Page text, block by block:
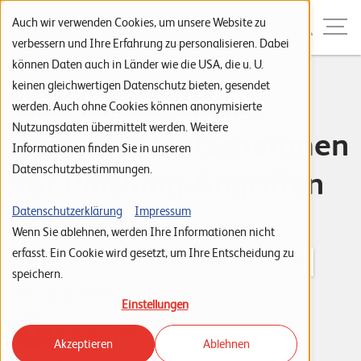
Auch wir verwenden Cookies, um unsere Website zu
verbessern und Ihre Erfahrung zu personalisieren. Dabei
können Daten auch in Länder wie die USA, die u. U.
keinen gleichwertigen Datenschutz bieten, gesendet
werden. Auch ohne Cookies können anonymisierte
Nutzungsdaten übermittelt werden. Weitere
Informationen finden Sie in unseren
Datenschutzbestimmungen.
Datenschutzerklärung
Impressum
Wenn Sie ablehnen, werden Ihre Informationen nicht
erfasst. Ein Cookie wird gesetzt, um Ihre Entscheidung zu
speichern.
Einstellungen
Akzeptieren Ablehnen
Zur Navigation
Zur Suche
Zum Inhalt
Menu
S
t
a
e
i
P
Und es hat Klick
gemacht: Unternehmen
vor Phishing-Angriffen
schützen
Tags: Blog IT Infrastructure & Cloud IT Sicherheit